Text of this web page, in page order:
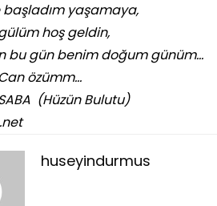
başladım yaşamaya,
hoş geldin,
bu gün benim doğum günüm…
özümm…
(Hüzün Bulutu)
huseyindurmus